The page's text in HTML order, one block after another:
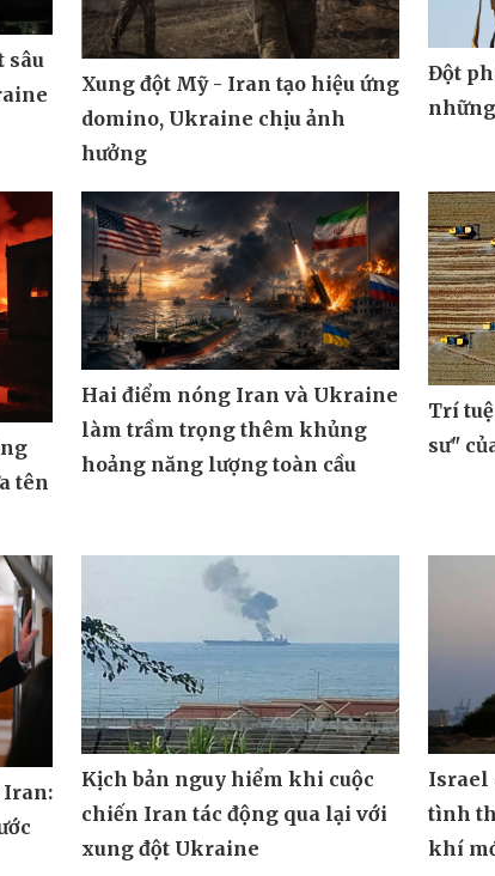
sâu
Xung đột Mỹ - Iran tạo hiệu ứng
domino, Ukraine chịu ảnh
hưởng
Đột
tên
Hai điểm nóng Iran và Ukraine
làm trầm trọng thêm khủng
hoảng năng lượng toàn cầu
Trí
sư"
Iran:
Kịch bản nguy hiểm khi cuộc
chiến Iran tác động qua lại với
xung đột Ukraine
Israel
tình
khí